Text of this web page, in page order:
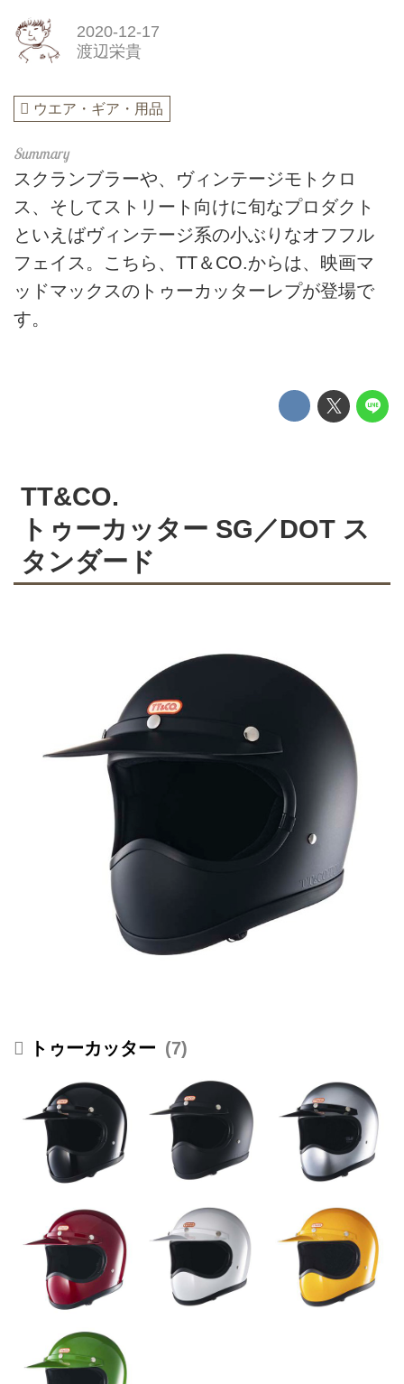
2020-12-17
渡辺栄貴
ウエア・ギア・用品
スクランブラーや、ヴィンテージモトクロ
ス、そしてストリート向けに旬なプロダクト
といえばヴィンテージ系の小ぶりなオフフル
フェイス。こちら、TT＆CO.からは、映画マ
ッドマックスのトゥーカッターレプが登場で
す。
TT&CO.
トゥーカッター SG／DOT ス
タンダード
トゥーカッター 7